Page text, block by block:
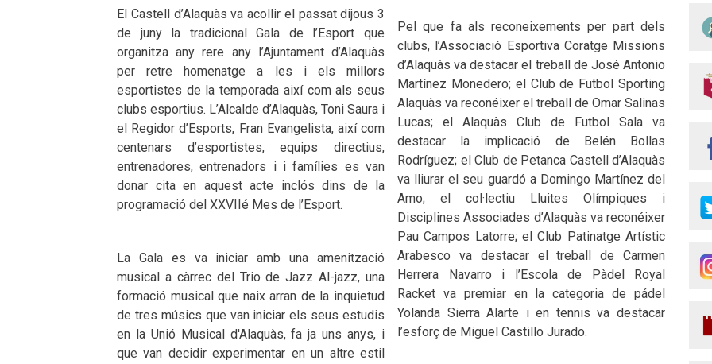
El Castell d’Alaquàs va acollir el passat dijous 3
de juny la tradicional Gala de l’Esport que
organitza any rere any l’Ajuntament d’Alaquàs
per retre homenatge a les i els millors
esportistes de la temporada així com als seus
clubs esportius. L’Alcalde d’Alaquàs, Toni Saura i
el Regidor d’Esports, Fran Evangelista, així com
centenars d’esportistes, equips directius,
entrenadores, entrenadors i i famílies es van
donar cita en aquest acte inclós dins de la
programació del XXVIIé Mes de l’Esport.
La Gala es va iniciar amb una amenització
musical a càrrec del Trio de Jazz Al-jazz, una
formació musical que naix arran de la inquietud
de tres músics que van iniciar els seus estudis
en la Unió Musical d'Alaquàs, fa ja uns anys, i
que van decidir experimentar en un altre estil
Pel que fa als reconeixements per part dels
clubs, l’Associació Esportiva Coratge Missions
d’Alaquàs va destacar el treball de José Antonio
Martínez Monedero; el Club de Futbol Sporting
Alaquàs va reconéixer el treball de Omar Salinas
Lucas; el Alaquàs Club de Futbol Sala va
destacar la implicació de Belén Bollas
Rodríguez; el Club de Petanca Castell d’Alaquàs
va lliurar el seu guardó a Domingo Martínez del
Amo; el col·lectiu Lluites Olímpiques i
Disciplines Associades d’Alaquàs va reconéixer
Pau Campos Latorre; el Club Patinatge Artístic
Arabesco va destacar el treball de Carmen
Herrera Navarro i l’Escola de Pàdel Royal
Racket va premiar en la categoria de pádel
Yolanda Sierra Alarte i en tennis va destacar
l’esforç de Miguel Castillo Jurado.